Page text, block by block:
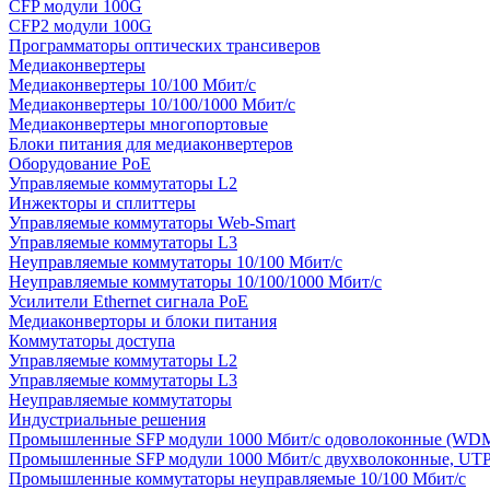
CFP модули 100G
CFP2 модули 100G
Программаторы оптических трансиверов
Медиаконвертеры
Медиаконвертеры 10/100 Мбит/с
Медиаконвертеры 10/100/1000 Мбит/c
Медиаконвертеры многопортовые
Блоки питания для медиаконвертеров
Оборудование PoE
Управляемые коммутаторы L2
Инжекторы и сплиттеры
Управляемые коммутаторы Web-Smart
Управляемые коммутаторы L3
Неуправляемые коммутаторы 10/100 Мбит/с
Неуправляемые коммутаторы 10/100/1000 Мбит/с
Усилители Ethernet сигнала PoE
Медиаконверторы и блоки питания
Коммутаторы доступа
Управляемые коммутаторы L2
Управляемые коммутаторы L3
Неуправляемые коммутаторы
Индустриальные решения
Промышленные SFP модули 1000 Мбит/c одоволоконные
Промышленные SFP модули 1000 Мбит/c двухволоконные,
Промышленные коммутаторы неуправляемые 10/100 Мбит/с